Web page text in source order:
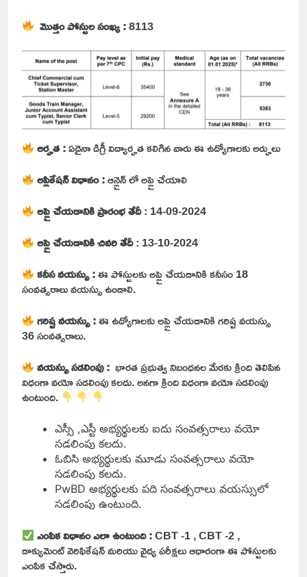
మొత్తం పోస్టుల సంఖ్య :8113
అర్హత :ఏదైనా డిగ్రీ విద్యార్హత కలిగిన వారు ఈ ఉద్యోగాలకు అర్హులు
అప్లికేషన్ విధానం :ఆన్లైన్ లో అప్లై చేయాలి
అప్లై చేయడానికి ప్రారంభ తేదీ: 14-09-2024
అప్లై చేయడానికి చివరి తేదీ: 13-10-2024
కనీసవయస్సు :ఈ పోస్టులకు అప్లై చేయడానికి కనీసం 18
సంవత్సరాలు వయస్సు ఉండాలి.
గరిష్ట వయస్సు :ఈ ఉద్యోగాలకు అప్లై చేయడానికి గరిష్ట వయస్సు
36 సంవత్సరాలు.
వయస్సు సడలింపు : భారత ప్రభుత్వ నిబంధనల మేరకు క్రింది తెలిపిన
విధంగా వయో సడలింపు కలదు. అనగా క్రింది విధంగా వయో సడలింపు
ఉంటుంది.
ఎస్సీ ,ఎస్టీ అభ్యర్థులకు ఐదు సంవత్సరాలు వయో
సడలింపు కలదు.
ఓబిసి అభ్యర్థులకు మూడు సంవత్సరాలు వయో
సడలింపు కలదు.
PwBD అభ్యర్థులకు పది సంవత్సరాలు వయస్సులో
సడలింపు ఉంటుంది.
ఎంపిక విధానం ఎలా ఉంటుంది :CBT -1 , CBT -2 ,
డాక్యుమెంట్ వెరిఫికేషన్ మరియు వైద్య పరీక్షలు ఆధారంగా ఈ పోస్టులకు
ఎంపిక చేస్తారు.